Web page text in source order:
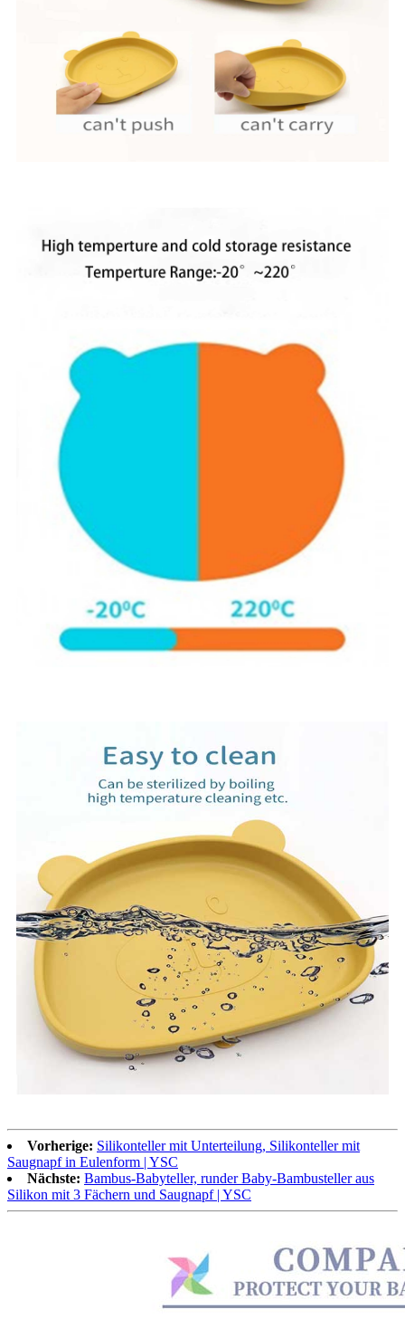
Vorherige: Silikonteller mit Unterteilung, Silikonteller mit
Saugnapf in Eulenform | YSC
Nächste: Bambus-Babyteller, runder Baby-Bambusteller aus
Silikon mit 3 Fächern und Saugnapf | YSC